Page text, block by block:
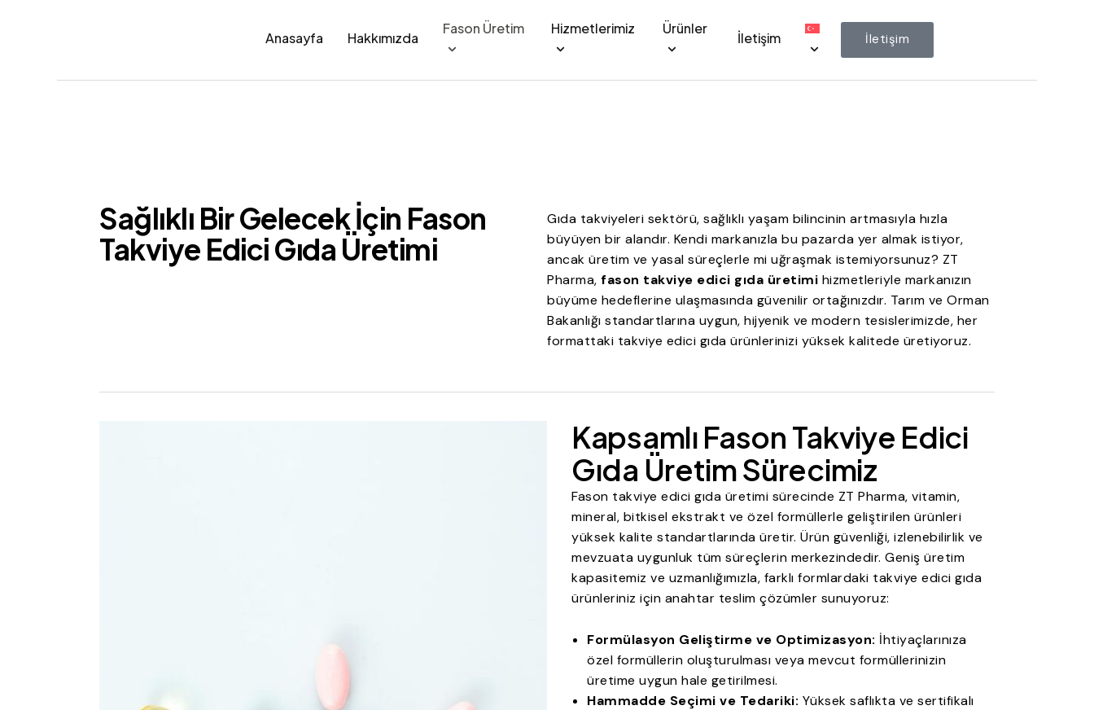
Anasayfa Hakkımızda
Fason Üretim Hizmetlerimiz Ürünler
İletişim İletişim
Sağlıklı Bir Gelecek İçin Fason
Takviye Edici Gıda Üretimi
Gıda takviyeleri sektörü, sağlıklı yaşam bilincinin artmasıyla hızla
büyüyen bir alandır. Kendi markanızla bu pazarda yer almak istiyor,
ancak üretim ve yasal süreçlerle mi uğraşmak istemiyorsunuz? ZT
Pharma, fason takviye edici gıda üretimi hizmetleriyle markanızın
büyüme hedeflerine ulaşmasında güvenilir ortağınızdır. Tarım ve Orman
Bakanlığı standartlarına uygun, hijyenik ve modern tesislerimizde, her
formattaki takviye edici gıda ürünlerinizi yüksek kalitede üretiyoruz.
Kapsamlı Fason Takviye Edici
Gıda Üretim Sürecimiz
Fason takviye edici gıda üretimi sürecinde ZT Pharma, vitamin,
mineral, bitkisel ekstrakt ve özel formüllerle geliştirilen ürünleri
yüksek kalite standartlarında üretir. Ürün güvenliği, izlenebilirlik ve
mevzuata uygunluk tüm süreçlerin merkezindedir. Geniş üretim
kapasitemiz ve uzmanlığımızla, farklı formlardaki takviye edici gıda
ürünleriniz için anahtar teslim çözümler sunuyoruz:
Formülasyon Geliştirme ve Optimizasyon: İhtiyaçlarınıza
özel formüllerin oluşturulması veya mevcut formüllerinizin
üretime uygun hale getirilmesi.
Hammadde Seçimi ve Tedariki: Yüksek saflıkta ve sertifikalı